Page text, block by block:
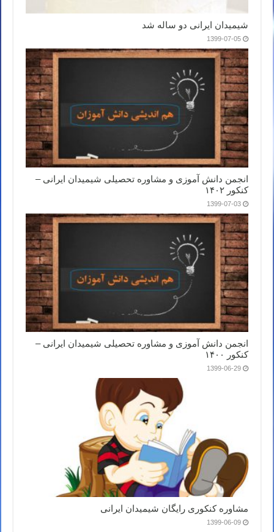
شیمیدان ایرانی دو ساله شد
1399-07-05
انجمن دانش آموزی و مشاوره تحصیلی شیمیدان ایرانی –
کنکور ۱۴۰۲
1399-07-03
انجمن دانش آموزی و مشاوره تحصیلی شیمیدان ایرانی –
کنکور ۱۴۰۰
1399-06-29
مشاوره کنکوری رایگان شیمیدان ایرانی
1399-06-09